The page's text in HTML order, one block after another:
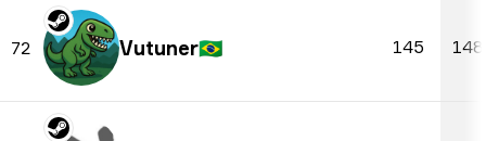
72 Vutuner🇧🇷 145